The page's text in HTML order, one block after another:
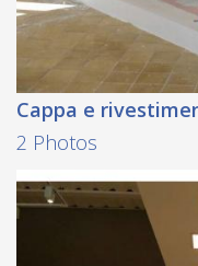
Cappa e
2 Photos